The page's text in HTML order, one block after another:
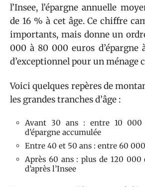
l’Insee, l’épargne annuelle
de 16 % à cet âge. Ce chiffre
importants, mais donne un
000 à 80 000 euros d’épargne
d’exceptionnel pour un ménage
Voici quelques repères de
les grandes tranches d’âge :
Avant 30 ans : entre 10
d’épargne accumulée
Entre 40 et 50 ans : entre 60
Après 60 ans : plus de 120 000
d’après l’Insee